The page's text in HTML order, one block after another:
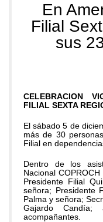
En
Filial
sus
CELEBRACION
FILIAL SEXTA
El sábado 5 de
más de 30
Filial en
Dentro de los
Nacional
Presidente Filial
señora; Presidente
Palma y señora;
Gajardo
acompañantes.